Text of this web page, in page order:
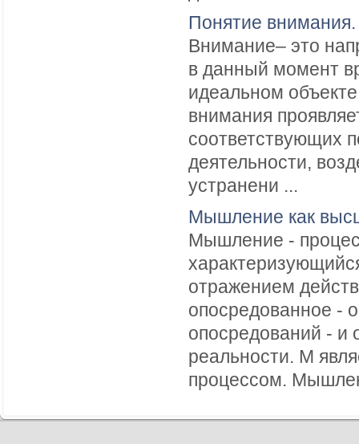
Понятие
Внимание– это
в данный момент
идеальном
внимания
соответствующих
деятельности,
устранени ...
Мышление как
Мышление -
отражением
опосредованное -
опосредований - и
реальности. М
процессом.